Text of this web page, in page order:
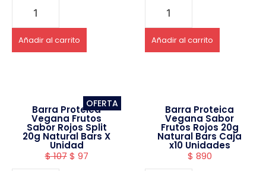
Añadir al carrito Añadir al carrito
OFERTA
Barra Proteica
Vegana Frutos
Sabor Rojos Split
20g Natural Bars X
Unidad
$107 $ 97
Barra Proteica
Vegana Sabor
Frutos Rojos 20g
Natural Bars Caja
x10 Unidades
$ 890